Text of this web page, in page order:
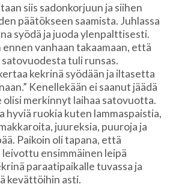
siis sadonkorjuun ja siihen
päätökseen saamista. Juhlassa
syödä ja juoda ylenpalttisesti.
vanhaan takaamaan, että
tuli runsas.
kekrinä syödään ja iltasetta
Kenellekään ei saanut jäädä
olisi merkinnyt laihaa satovuotta.
hyviä ruokia kuten lammaspaistia,
juureksia, puuroja ja
Paikoin oli tapana, että
ensimmäinen leipä
paraatipaikalle tuvassa ja
kevättöihin asti.